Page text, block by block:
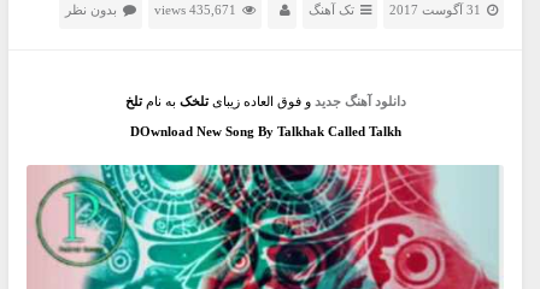
31 آگوست 2017 تک آهنگ 435,671 views بدون نظر
دانلود آهنگ جدید و فوق العاده زیبایتلخک به نامتلخ
DOwnload New Song By Talkhak Called Talkh